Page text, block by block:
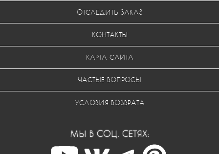
ОТСЛЕДИТЬ ЗАКАЗ
КОНТАКТЫ
КАРТА САЙТА
ЧАСТЫЕ ВОПРОСЫ
УСЛОВИЯ ВОЗВРАТА
МЫ В СОЦ. СЕТЯХ: